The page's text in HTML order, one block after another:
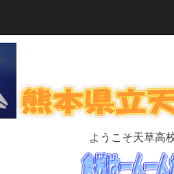
ようこそ天草高